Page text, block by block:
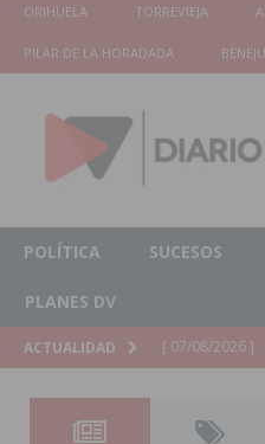
ORIHUELA TORREVIEJA
PILAR DE LA HORADADA
POLÍTICA SUCESOS
PLANES DV
ACTUALIDAD [ 07/08/2026 ]
[ 07/08/2026 ]